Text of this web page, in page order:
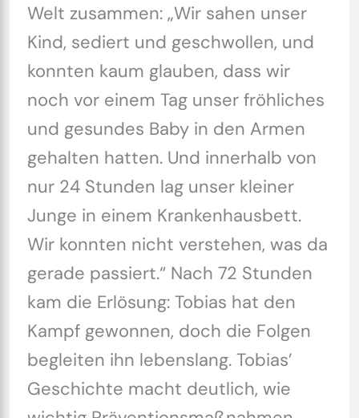
Welt zusammen: „Wir sahen unser
Kind, sediert und geschwollen, und
konnten kaum glauben, dass wir
noch vor einem Tag unser fröhliches
und gesundes Baby in den Armen
gehalten hatten. Und innerhalb von
nur 24 Stunden lag unser kleiner
Junge in einem Krankenhausbett.
Wir konnten nicht verstehen, was da
gerade passiert.“ Nach 72 Stunden
kam die Erlösung: Tobias hat den
Kampf gewonnen, doch die Folgen
begleiten ihn lebenslang. Tobias’
Geschichte macht deutlich, wie